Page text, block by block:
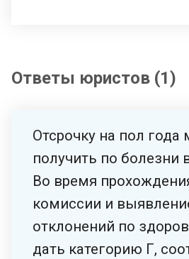
Ответы юристов (1)
Отсрочку на пол
получить по болезни
Во время
комиссии и
отклонений по
дать категорию Г,